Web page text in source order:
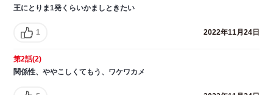
王にとりま1発くらいかましときたい
1 2022年11月24日
第2話(2)
関係性、ややこしくてもう、ワケワカメ